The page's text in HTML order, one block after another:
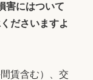
害にはついて
ださいますよ
賃含む）、交